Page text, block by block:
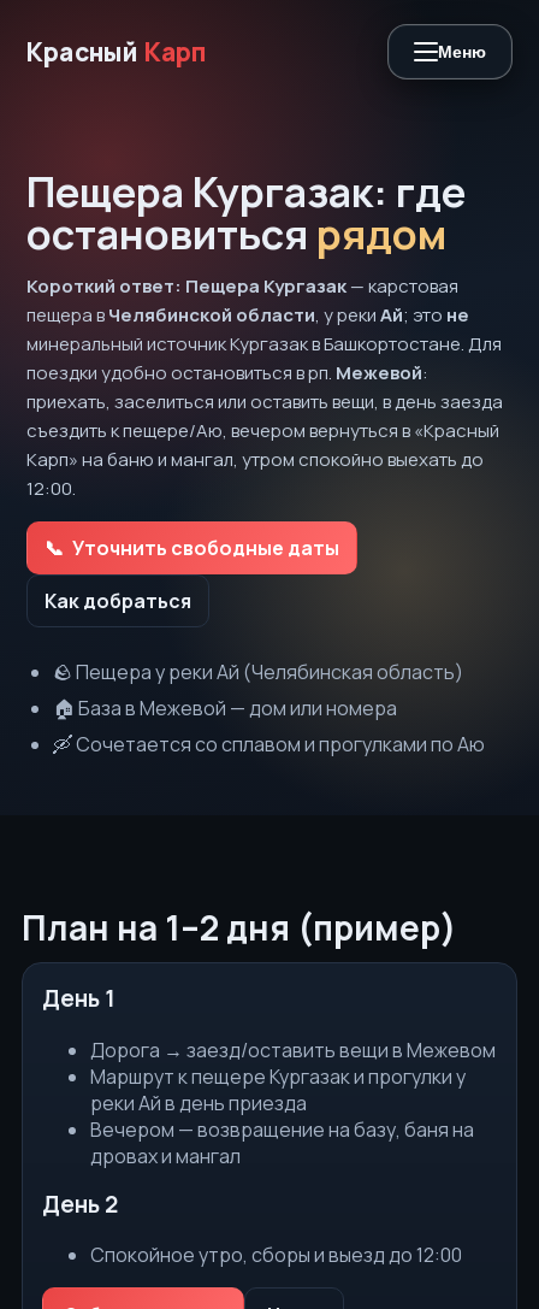
Красный Карп Меню
Пещера Кургазак: где
остановиться рядом
Короткий ответ: Пещера Кургазак— карстовая
пещера вЧелябинской области, у рекиАй; это не
минеральный источник Кургазак в Башкортостане. Для
поездки удобно остановиться в рп. Межевой:
приехать, заселиться или оставить вещи, в день заезда
съездить к пещере/Аю, вечером вернуться в «Красный
Карп» на баню и мангал, утром спокойно выехать до
12:00.
Уточнить свободные даты
Как добраться
🪨 Пещера у реки Ай (Челябинская область)
🏠 База в Межевой — дом или номера
🛶 Сочетается со сплавом и прогулками по Аю
План на 1–2 дня (пример)
День 1
Дорога → заезд/оставить вещи в Межевом
Маршрут к пещере Кургазак и прогулки у
реки Ай в день приезда
Вечером — возвращение на базу, баня на
дровах и мангал
День 2
Спокойное утро, сборы и выезд до 12:00